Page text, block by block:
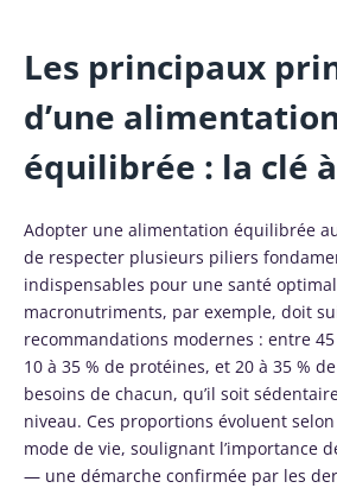
Les principaux
d’une
équilibrée : la clé à
Adopter une alimentation équilibrée
de respecter plusieurs piliers
indispensables pour une santé
macronutriments, par exemple, doit
recommandations modernes : entre
10 à 35 % de protéines, et 20 à 35 %
besoins de chacun, qu’il soit
niveau. Ces proportions évoluent selon
mode de vie, soulignant l’importance
— une démarche confirmée par les